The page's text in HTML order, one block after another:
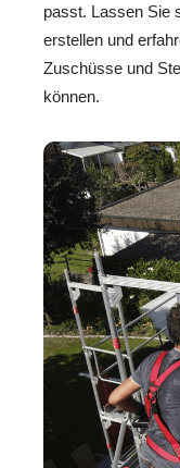
passt. Lassen Sie
erstellen und
Zuschüsse und
können.